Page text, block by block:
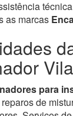
as marcas
para
de